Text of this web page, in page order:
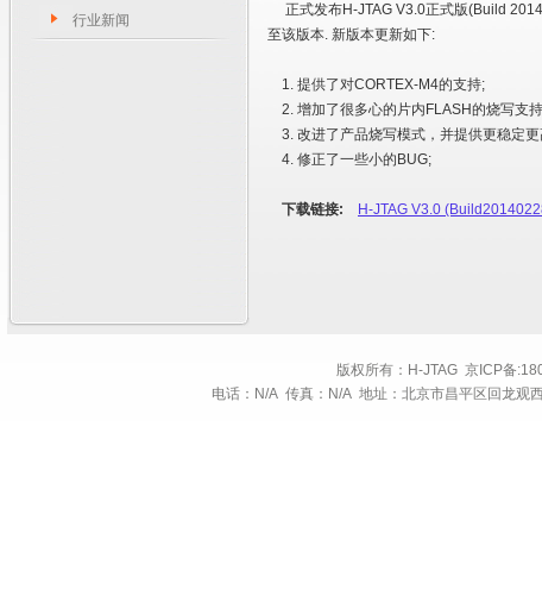
行业新闻
正式发布H-JTAG V3.0正式版(Build
至该版本. 新版本更新如下:
1. 提供了对CORTEX-M4的支持;
2. 增加了很多心的片内FLASH的烧写支
3. 改进了产品烧写模式，并提供更稳定
4. 修正了一些小的BUG;
下载链接: H-JTAG V3.0
版权所有：H-JTAG 京ICP备
电话：N/A 传真：N/A 地址：北京市昌平区回龙观